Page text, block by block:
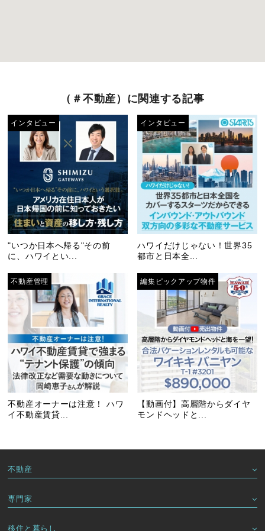
（＃不動産）に関連する記事
インタビュー
"いつか日本へ帰る"その前
に、ハワイとい...
インタビュー
ハワイだけじゃない！世界35
都市と日本全...
不動産管理
不動産オーナーは注意！ ハワ
イ不動産賃貸...
編集ピックアップ物件
【動画付】高層階からダイヤ
モンドヘッドと...
不動産
専門家
移住と暮らし